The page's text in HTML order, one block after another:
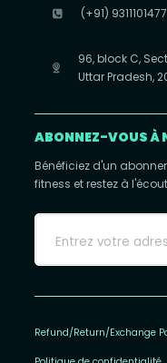
(+91) 9311101477
96, block C,
Uttar Pradesh,
ABONNEZ-VOUS À
Bénéficiez d'un
fitness et restez à
Refund/Return/Exchange